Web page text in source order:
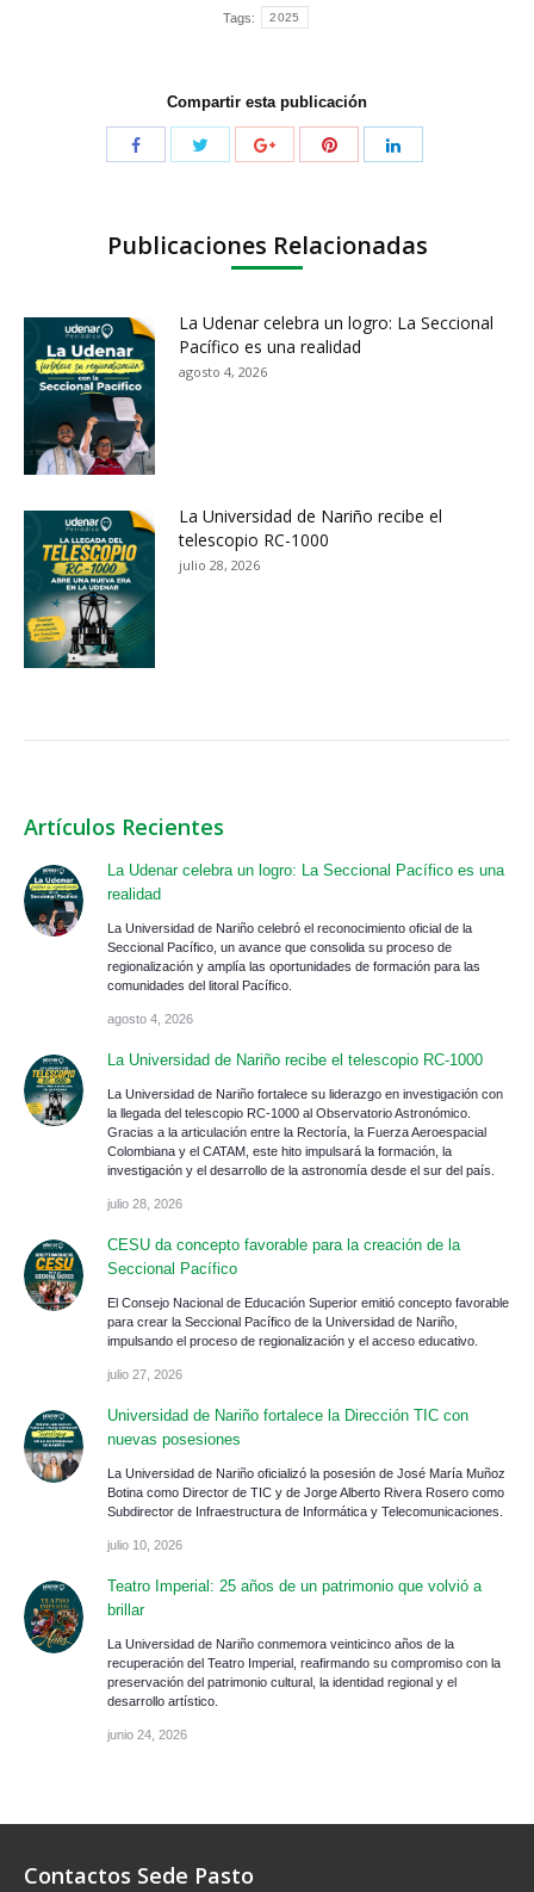
Tags: 2025
Compartir esta publicación
Publicaciones Relacionadas
La Udenar celebra un logro: La Seccional
Pacífico es una realidad
agosto 4, 2026
La Universidad de Nariño recibe el
telescopio RC-1000
julio 28, 2026
Artículos Recientes
La Udenar celebra un logro: La Seccional Pacífico es una
realidad
La Universidad de Nariño celebró el reconocimiento oficial de la
Seccional Pacífico, un avance que consolida su proceso de
regionalización y amplía las oportunidades de formación para las
comunidades del litoral Pacífico.
agosto 4, 2026
La Universidad de Nariño recibe el telescopio RC-1000
La Universidad de Nariño fortalece su liderazgo en investigación con
la llegada del telescopio RC-1000 al Observatorio Astronómico.
Gracias a la articulación entre la Rectoría, la Fuerza Aeroespacial
Colombiana y el CATAM, este hito impulsará la formación, la
investigación y el desarrollo de la astronomía desde el sur del país.
julio 28, 2026
CESU da concepto favorable para la creación de la
Seccional Pacífico
El Consejo Nacional de Educación Superior emitió concepto favorable
para crear la Seccional Pacífico de la Universidad de Nariño,
impulsando el proceso de regionalización y el acceso educativo.
julio 27, 2026
Universidad de Nariño fortalece la Dirección TIC con
nuevas posesiones
La Universidad de Nariño oficializó la posesión de José María Muñoz
Botina como Director de TIC y de Jorge Alberto Rivera Rosero como
Subdirector de Infraestructura de Informática y Telecomunicaciones.
julio 10, 2026
Teatro Imperial: 25 años de un patrimonio que volvió a
brillar
La Universidad de Nariño conmemora veinticinco años de la
recuperación del Teatro Imperial, reafirmando su compromiso con la
preservación del patrimonio cultural, la identidad regional y el
desarrollo artístico.
junio 24, 2026
Contactos Sede Pasto